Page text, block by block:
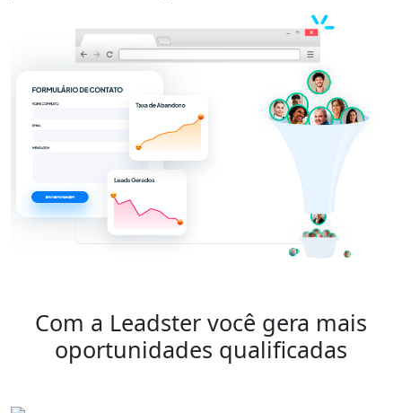
Com a Leadster você gera mais
oportunidades qualificadas